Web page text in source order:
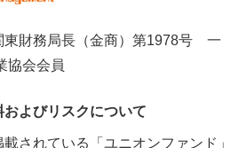
財務局長（金商）第1978号 一
協会会員
よびリスクについて
されている「ユニオンファンド」